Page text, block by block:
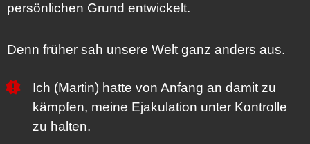
persönlichen Grund entwickelt.
Denn früher sah unsere Welt ganz anders aus.
Ich (Martin) hatte von Anfang an damit zu
kämpfen, meine Ejakulation unter Kontrolle
zu halten.